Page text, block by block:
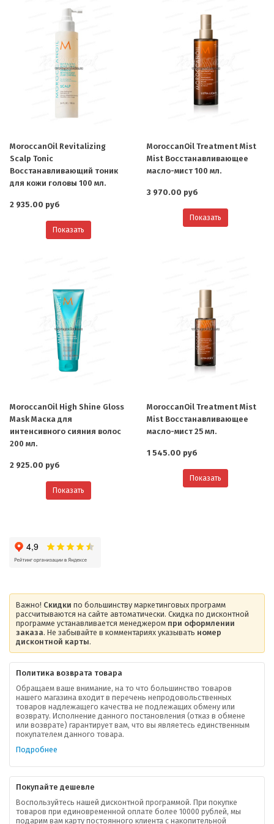
MoroccanOil Revitalizing
Scalp Tonic
Восстанавливающий тоник
для кожи головы 100 мл.
2 935.00 руб
Показать
MoroccanOil Treatment Mist
Mist Восстанавливающее
масло-мист 100 мл.
3 970.00 руб
Показать
MoroccanOil High Shine Gloss
Mask Маска для
интенсивного сияния волос
200 мл.
2 925.00 руб
Показать
MoroccanOil Treatment Mist
Mist Восстанавливающее
масло-мист 25 мл.
1 545.00 руб
Показать
Важно! Скидки по большинству маркетинговых программ
рассчитываются на сайте автоматически. Скидка по дисконтной
программе устанавливается менеджером при оформлении
заказа. Не забывайте в комментариях указывать номер
дисконтной карты.
Политика возврата товара
Обращаем ваше внимание, на то что большинство товаров
нашего магазина входит в перечень непродовольственных
товаров надлежащего качества не подлежащих обмену или
возврату. Исполнение данного постановления (отказ в обмене
или возврате) гарантирует вам, что вы являетесь единственным
покупателем данного товара.
Подробнее
Покупайте дешевле
Воспользуйтесь нашей дисконтной программой. При покупке
товаров при единовременной оплате более 10000 рублей, мы
подарим вам карту постоянного клиента с накопительной
О компании
Ваша скидка
Контактная информация
В помощь покупателю